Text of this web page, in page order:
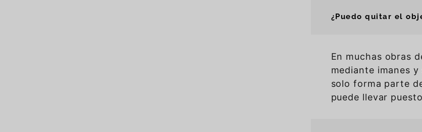
¿Puedo quitar el
En muchas obras
mediante imanes
solo forma parte
puede llevar